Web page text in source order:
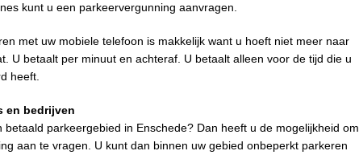
kunt u een parkeervergunning aanvragen.
met uw mobiele telefoon is makkelijk want u hoeft niet meer naar
U betaalt per minuut en achteraf. U betaalt alleen voor de tijd die u
heeft.
en bedrijven
parkeergebied in Enschede? Dan heeft u de mogelijkheid om
aan te vragen. U kunt dan binnen uw gebied onbeperkt parkeren